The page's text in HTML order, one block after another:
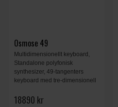
Osmose 49
Multidimensionellt keyboard,
Standalone polyfonisk
synthesizer, 49-tangenters
keyboard med tre-dimensionell
klassisk MIDI kontroller,
18890 kr